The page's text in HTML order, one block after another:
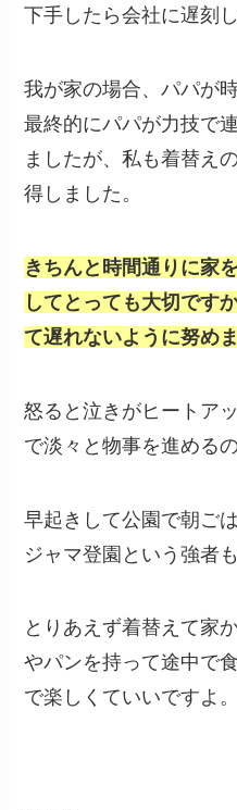
下手したら会社に遅刻
我が家の場合、パパが
最終的にパパが力技で
ましたが、私も着替え
得しました。
きちんと時間通りに家
してとっても大切です
て遅れないように努めま
怒ると泣きがヒートア
で淡々と物事を進める
早起きして公園で朝ご
ジャマ登園という強者
とりあえず着替えて家
やパンを持って途中で
で楽しくていいですよ。